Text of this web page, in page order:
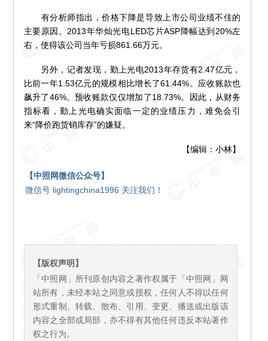
有分析师指出，价格下降是导致上市公司业绩不佳的
主要原因。2013年华灿光电LED芯片ASP降幅达到20%左
右，使得该公司当年亏损861.66万元。
另外，记者发现，勤上光电2013年存货有2.47亿元，
比前一年1.53亿元的规模相比增长了61.44%。应收账款也
飙升了46%。预收账款仅仅增加了18.73%。因此，从财务
指标看，勤上光电确实面临一定的业绩压力，难免会引
来“降价跑货销库存”的嫌疑。
【编辑：小林】
【中照网微信公众号】
微信号 lightingchina1996 关注我们！
【版权声明】
「中照网」所刊原创内容之著作权属于「中照网」网
站所有，未经本站之同意或授权，任何人不得以任何
形式重制、转载、散布、引用、变更、播送或出版该
内容之全部或局部，亦不得有其他任何违反本站著作
权之行为。